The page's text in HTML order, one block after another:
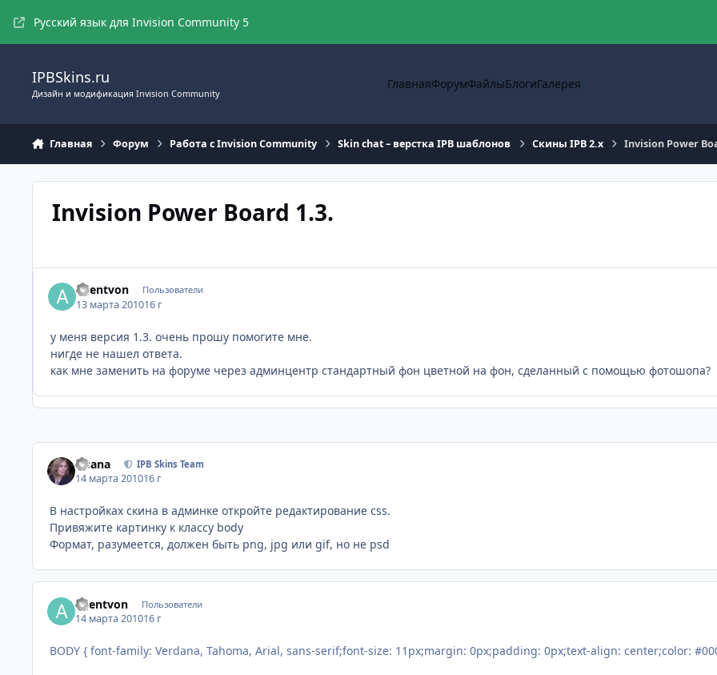
Русский язык для Invision Community 5
IPBSkins.ru
Дизайн и модификация Invision Community
ГлавнаяФорумФайлыБлогиГалерея
Главная Форум Работа с Invision Community Skin chat – верстка IPB шаблонов Скины IPB 2.x Invision Power
Invision Power Board 1.3.
agentvon Пользователи
13 марта 201016 г
у меня версия 1.3. очень прошу помогите мне.
нигде не нашел ответа.
как мне заменить на форуме через админцентр стандартный фон цветной на фон, сделанный с помощью фотошопа?
Fisana IPB Skins Team
14 марта 201016 г
В настройках скина в админке откройте редактирование css.
Привяжите картинку к классу body
Формат, разумеется, должен быть png, jpg или gif, но не psd
agentvon Пользователи
14 марта 201016 г
BODY { font-family: Verdana, Tahoma, Arial, sans-serif;font-size: 11px;margin: 0px;padding: 0px;text-align: center;color: